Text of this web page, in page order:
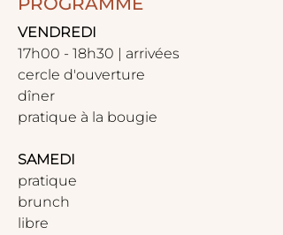
VENDREDI
17h00 - 18h30 | arrivées
cercle d'ouverture
dîner
pratique à la bougie
SAMEDI
pratique
brunch
libre